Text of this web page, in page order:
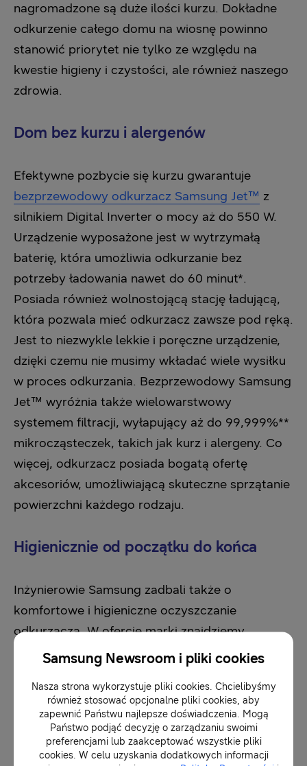
nagromadzone są duże ilości kurzu. Dokładne
odkurzenie całego domu na wiosnę powinno
stanowić priorytet nie tylko ze względu na
kwestie higieny i czystości, ale również naszego
zdrowia.
Dom bez kurzu i alergenów
Efektywne pozbycie się kurzu gwarantuje
bezprzewodowy odkurzacz Samsung Jet™ z
silnikiem Digital Inverter o mocy aż do 550 W.
Urządzenie wyposażone jest w wytrzymałą
baterię, która umożliwia odkurzanie bez
potrzeby ładowania nawet do 60 minut*.
Posiada również wolnostojącą stację ładującą,
która pozwala mieć odkurzacz zawsze pod ręką.
Jest to niezwykle lekkie i poręczne urządzenie,
dzięki czemu nie musimy wkładać wiele wysiłku
w proces odkurzania. Bezprzewodowy Samsung
Jet™ wyróżnia także wielowarstwowy
systemem filtracji, wyłapujący aż do 99,999%**
mikrocząsteczek, takich jak kurz i alergeny. Co
więcej, odkurzacz posiada bogatą ofertę
akcesoriów, umożliwiającą skuteczne sprzątanie
powierzchni każdego rodzaju.
Higienicznie od początku do końca
Inżynierowie Samsung zadbali także o
komfortowe i higieniczne oczyszczanie
odkurzacza. W ofercie marki znajdziemy
dodatkowe akcesorium –
nowatorską stację
opróżnianie pojemnika, bez konieczności
otwierania go. Wystarczy włożyć pojemnik do
stacji czyszczącej i uruchomić ją. Pojemnik
zostanie otwarty dopiero wewnątrz stacji, a
Samsung Newsroom i pliki cookies
Nasza strona wykorzystuje pliki cookies. Chcielibyśmy
również stosować opcjonalne pliki cookies, aby
zapewnić Państwu najlepsze doświadczenia. Mogą
Państwo podjąć decyzję o zarządzaniu swoimi
preferencjami lub zaakceptować wszystkie pliki
cookies. W celu uzyskania dodatkowych informacji